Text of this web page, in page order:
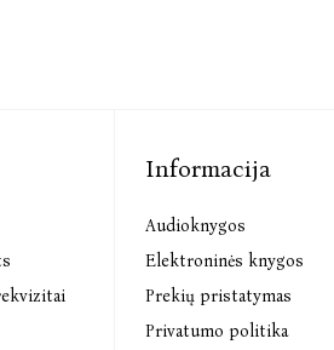
Informacija
Audioknygos
Elektroninės knygos
Prekių pristatymas
Privatumo politika